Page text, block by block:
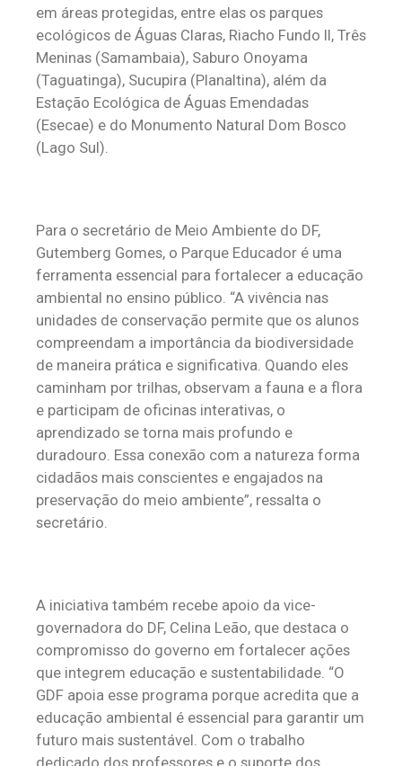
em áreas protegidas, entre elas os parques
ecológicos de Águas Claras, Riacho Fundo II, Três
Meninas (Samambaia), Saburo Onoyama
(Taguatinga), Sucupira (Planaltina), além da
Estação Ecológica de Águas Emendadas
(Esecae) e do Monumento Natural Dom Bosco
(Lago Sul).
Para o secretário de Meio Ambiente do DF,
Gutemberg Gomes, o Parque Educador é uma
ferramenta essencial para fortalecer a educação
ambiental no ensino público. “A vivência nas
unidades de conservação permite que os alunos
compreendam a importância da biodiversidade
de maneira prática e significativa. Quando eles
caminham por trilhas, observam a fauna e a flora
e participam de oficinas interativas, o
aprendizado se torna mais profundo e
duradouro. Essa conexão com a natureza forma
cidadãos mais conscientes e engajados na
preservação do meio ambiente”, ressalta o
secretário.
A iniciativa também recebe apoio da vice-
governadora do DF, Celina Leão, que destaca o
compromisso do governo em fortalecer ações
que integrem educação e sustentabilidade. “O
GDF apoia esse programa porque acredita que a
educação ambiental é essencial para garantir um
futuro mais sustentável. Com o trabalho
dedicado dos professores e o suporte dos